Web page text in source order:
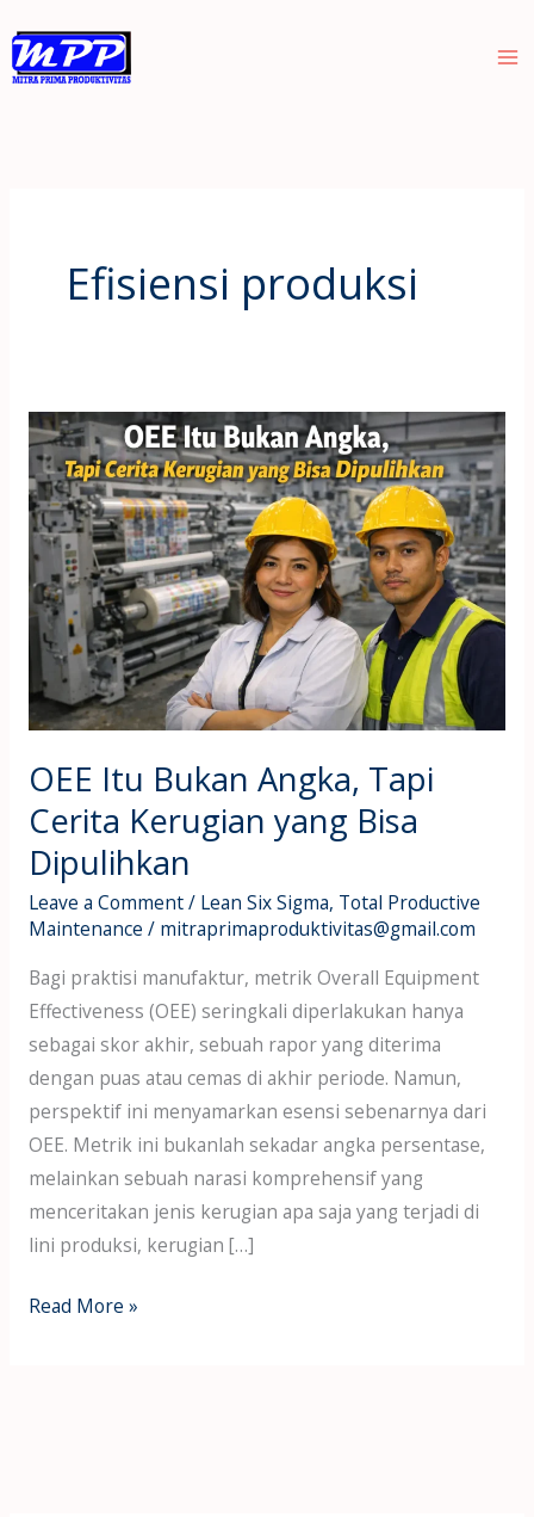
to
content
Efisiensi produksi
OEE Itu Bukan Angka, Tapi
Cerita Kerugian yang Bisa
Dipulihkan
Leave a Comment/ Lean Six Sigma, Total Productive
Maintenance / mitraprimaproduktivitas@gmail.com
Bagi praktisi manufaktur, metrik Overall Equipment
Effectiveness (OEE) seringkali diperlakukan hanya
sebagai skor akhir, sebuah rapor yang diterima
dengan puas atau cemas di akhir periode. Namun,
perspektif ini menyamarkan esensi sebenarnya dari
OEE. Metrik ini bukanlah sekadar angka persentase,
melainkan sebuah narasi komprehensif yang
menceritakan jenis kerugian apa saja yang terjadi di
lini produksi, kerugian […]
OEE
Itu
Bukan
Angka,
Tapi
Cerita
Kerugian
yang
Bisa
Dipulihkan
Read More »